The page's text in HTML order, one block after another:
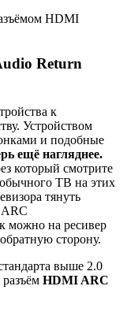
HDMI
Return
к
Устройством
и подобные
ещё нагляднее.
который смотрите
ТВ на этих
тянуть
ARC
можно на ресивер
сторону.
выше 2.0
HDMI ARC